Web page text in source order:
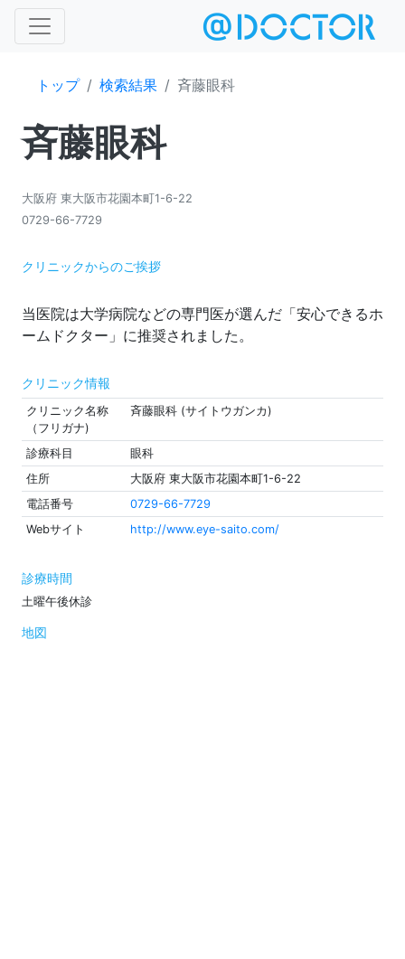
トップ 検索結果 斉藤眼科
斉藤眼科
大阪府 東大阪市花園本町1-6-22
0729-66-7729
クリニックからのご挨拶
当医院は大学病院などの専門医が選んだ「安心できるホ
クリニック情報
クリニック名称
（フリガナ)
斉藤眼科 (サイトウガンカ)
診療科目
眼科
住所
大阪府 東大阪市花園本町1-6-22
電話番号
0729-66-7729
Webサイト
http://www.eye-saito.com/
診療時間
土曜午後休診
地図